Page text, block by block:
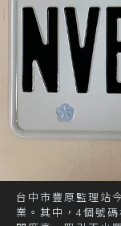
台中市豐原監理站
業。其中，4個號